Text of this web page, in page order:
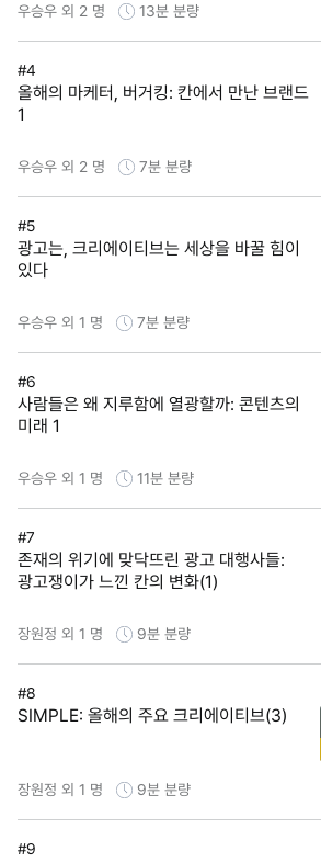
우승우 외 2 명 13분 분량
#4
올해의 마케터, 버거킹: 칸에서 만난 브랜드
1
우승우 외 2 명 7분 분량
#5
광고는, 크리에이티브는 세상을 바꿀 힘이
있다
우승우 외 1 명 7분 분량
#6
사람들은 왜 지루함에 열광할까: 콘텐츠의
미래 1
우승우 외 1 명 11분 분량
#7
존재의 위기에 맞닥뜨린 광고 대행사들:
광고쟁이가 느낀 칸의 변화(1)
장원정 외 1 명 9분 분량
#8
SIMPLE: 올해의 주요 크리에이티브(3)
장원정 외 1 명 9분 분량
#9